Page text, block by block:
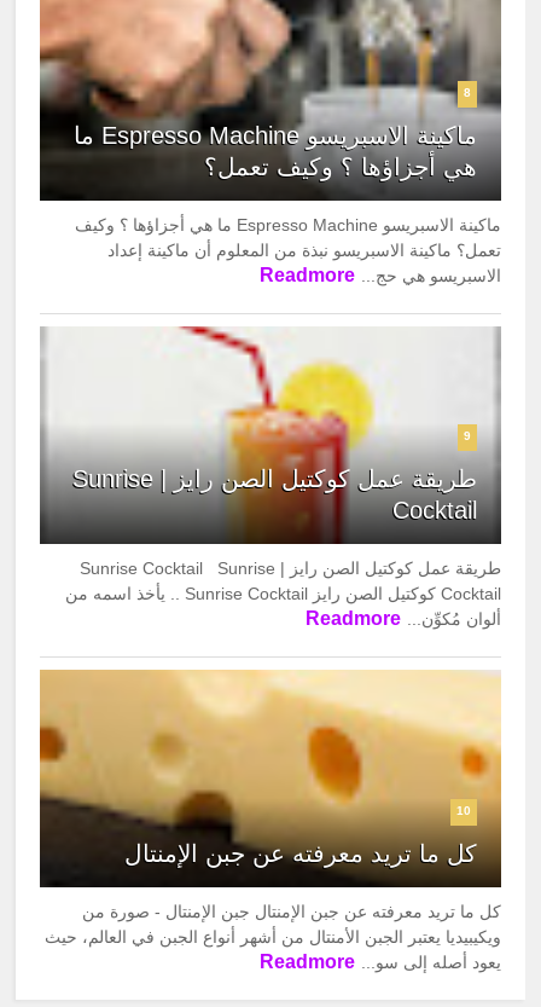
8
ماكينة الاسبريسو Espresso Machine ما
هي أجزاؤها ؟ وكيف تعمل؟
ماكينة الاسبريسو Espresso Machine ما هي أجزاؤها ؟ وكيف
تعمل؟ ماكينة الاسبريسو نبذة من المعلوم أن ماكينة إعداد
الاسبريسو هي حج... Readmore
9
طريقة عمل كوكتيل الصن رايز | Sunrise
Cocktail
طريقة عمل كوكتيل الصن رايز | Sunrise Cocktail Sunrise
Cocktail كوكتيل الصن رايز Sunrise Cocktail .. يأخذ اسمه من
ألوان مُكوِّن... Readmore
10
كل ما تريد معرفته عن جبن الإمنتال
كل ما تريد معرفته عن جبن الإمنتال جبن الإمنتال - صورة من
ويكيبيديا يعتبر الجبن الأمنتال من أشهر أنواع الجبن في العالم، حيث
يعود أصله إلى سو... Readmore